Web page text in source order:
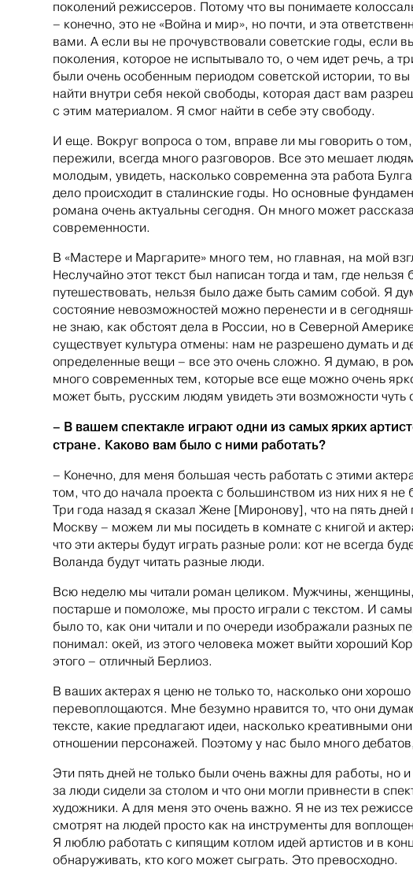
поколений режиссеров. Потому что вы понимаете
– конечно, это не «Война и мир», но почти, и эта
вами. А если вы не прочувствовали советские годы, если
поколения, которое не испытывало то, о чем идет речь, а
были очень особенным периодом советской истории, то
найти внутри себя некой свободы, которая даст вам
с этим материалом. Я смог найти в себе эту свободу.
И еще. Вокруг вопроса о том, вправе ли мы говорить о том,
пережили, всегда много разговоров. Все это мешает
молодым, увидеть, насколько современна эта работа
дело происходит в сталинские годы. Но основные
романа очень актуальны сегодня. Он много может
современности.
В «Мастере и Маргарите» много тем, но главная, на мой
Неслучайно этот текст был написан тогда и там, где нельзя
путешествовать, нельзя было даже быть самим собой. Я
состояние невозможностей можно перенести и в
не знаю, как обстоят дела в России, но в Северной
существует культура отмены: нам не разрешено думать и
определенные вещи – все это очень сложно. Я думаю, в
много современных тем, которые все еще можно очень
может быть, русским людям увидеть эти возможности чуть
– В вашем спектакле играют одни из самых ярких
стране. Каково вам было с ними работать?
– Конечно, для меня большая честь работать с этими
том, что до начала проекта с большинством из них них я не
Три года назад я сказал Жене [Миронову], что на пять дней
Москву – можем ли мы посидеть в комнате с книгой и
что эти актеры будут играть разные роли: кот не всегда
Воланда будут читать разные люди.
Всю неделю мы читали роман целиком. Мужчины,
постарше и помоложе, мы просто играли с текстом. И
было то, как они читали и по очереди изображали разных
понимал: окей, из этого человека может выйти хороший
этого – отличный Берлиоз.
В ваших актерах я ценю не только то, насколько они хорошо
перевоплощаются. Мне безумно нравится то, что они
тексте, какие предлагают идеи, насколько креативными
отношении персонажей. Поэтому у нас было много
Эти пять дней не только были очень важны для работы, но и
за люди сидели за столом и что они могли привнести в
художники. А для меня это очень важно. Я не из тех
смотрят на людей просто как на инструменты для
Я люблю работать с кипящим котлом идей артистов и в
обнаруживать, кто кого может сыграть. Это превосходно.